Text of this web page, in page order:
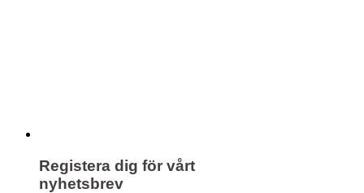
Registera dig för vårt
nyhetsbrev